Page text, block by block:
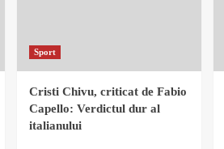
Sport
Cristi Chivu, criticat de Fabio
Capello: Verdictul dur al
italianului